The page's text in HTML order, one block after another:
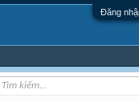
Đăng